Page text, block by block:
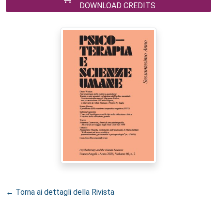
DOWNLOAD CREDITS
← Torna ai dettagli della Rivista